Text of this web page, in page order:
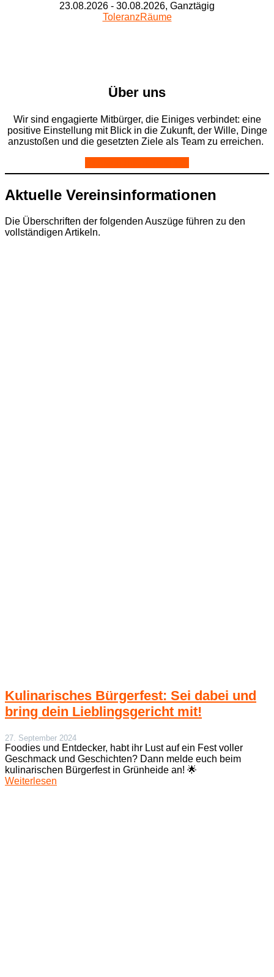
23.08.2026 - 30.08.2026, Ganztägig
ToleranzRäume
Über uns
Wir sind engagierte Mitbürger, die Einiges verbindet: eine
positive Einstellung mit Blick in die Zukunft, der Wille, Dinge
anzustoßen und die gesetzten Ziele als Team zu erreichen.
Aktuelle Vereinsinformationen
Die Überschriften der folgenden Auszüge führen zu den
vollständigen Artikeln.
Kulinarisches Bürgerfest: Sei dabei und
bring dein Lieblingsgericht mit!
27. September 2024
Foodies und Entdecker, habt ihr Lust auf ein Fest voller
Geschmack und Geschichten? Dann melde euch beim
kulinarischen Bürgerfest in Grünheide an! 🌟
Weiterlesen